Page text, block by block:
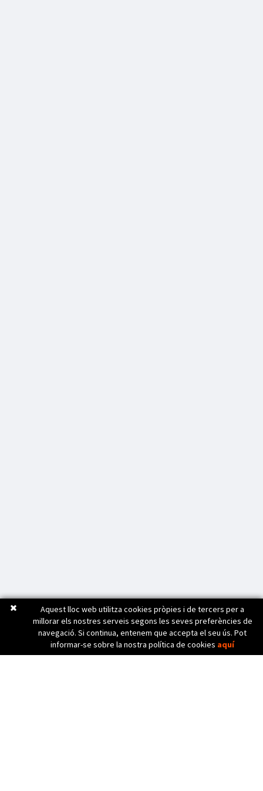
Aquest lloc web utilitza cookies pròpies i de tercers per a
millorar els nostres serveis segons les seves preferències de
navegació. Si continua, entenem que accepta el seu ús. Pot
informar-se sobre la nostra política de cookies aquí